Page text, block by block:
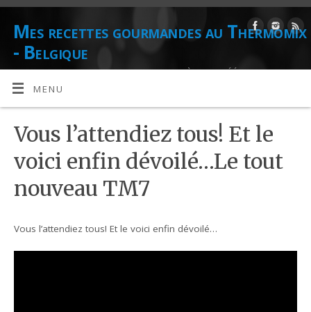
Mes recettes gourmandes au Thermomix
- Belgique
DE L'AUTEUR CULINAIRE ET CONSEILLÈRE AGRÉÉE THERMOMIX
DANIELLE LIONS
MENU
Vous l’attendiez tous! Et le
voici enfin dévoilé…Le tout
nouveau TM7
Vous l’attendiez tous! Et le voici enfin dévoilé…